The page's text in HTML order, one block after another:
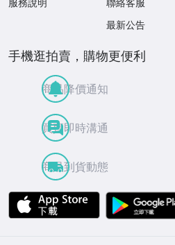
最新公告
手機逛拍賣，購物更便利
商品降價通知
買賣即時溝通
商品到貨動態
APP Store